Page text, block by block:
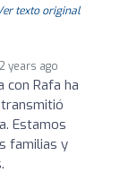
texto original
2 years ago
con Rafa ha
Estamos
familias y